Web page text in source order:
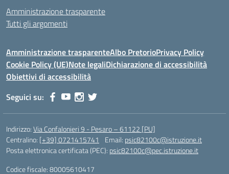
Amministrazione trasparente
Tutti gli argomenti
Amministrazione trasparenteAlbo PretorioPrivacy Policy
Cookie Policy (UE)Note legaliDichiarazione di accessibilità
Obiettivi di accessibilità
Seguici su:
Indirizzo:Via Confalonieri 9 - Pesaro – 61122 [PU]
Centralino: [+39] 0721415741 Email: psic82100c@istruzione.it
Posta elettronica certificata (PEC): psic82100c@pec.istruzione.it
Codice fiscale: 80005610417